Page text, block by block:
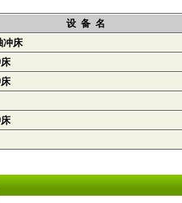
设 备 名
冲床